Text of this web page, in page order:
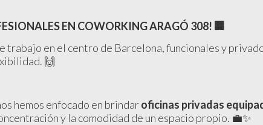
EN COWORKING ARAGÓ 308! 🏢
trabajo en el centro de Barcelona, funcionales y
🙌
hemos enfocado en brindaroficinas privadas
y la comodidad de un espacio propio. 💼✨